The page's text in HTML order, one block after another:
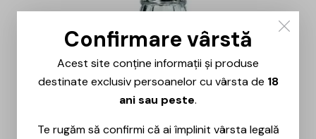
Confirmare vârstă
Acest site conține informații și produse
destinate exclusiv persoanelor cu vârsta de 18
ani sau peste.
Te rugăm să confirmi că ai împlinit vârsta legală